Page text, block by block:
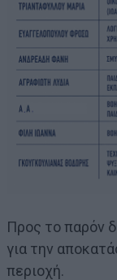
Προς το παρόν
για την
περιοχή.